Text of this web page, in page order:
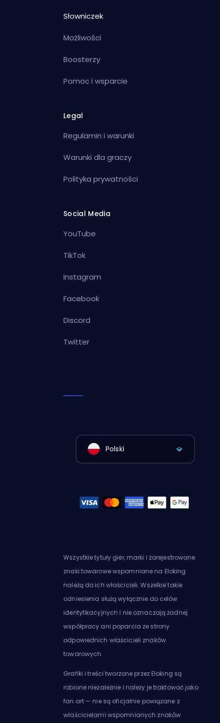
Słowniczek
Możliwości
Boosterzy
Pomoc i wsparcie
Legal
Regulamin i warunki
Warunki dla graczy
Polityka prywatności
Social Media
YouTube
TikTok
Instagram
Facebook
Discord
Twitter
Polski
Wszystkie tytuły gier, marki i zarejestrowane
znaki towarowe wspomniane na Eloking
należą do ich właścicieli. Wszelkie takie
odniesienia służą wyłącznie do celów
identyfikacyjnych i nie oznaczają żadnej
współpracy ani poparcia ze strony
odpowiednich właścicieli znaków
towarowych.
Grafiki i treści tworzone przez Eloking są
robione niezależnie i należy je traktować jako
fan art — nie są oficjalnie powiązane z
właścicielami wspomnianych znaków